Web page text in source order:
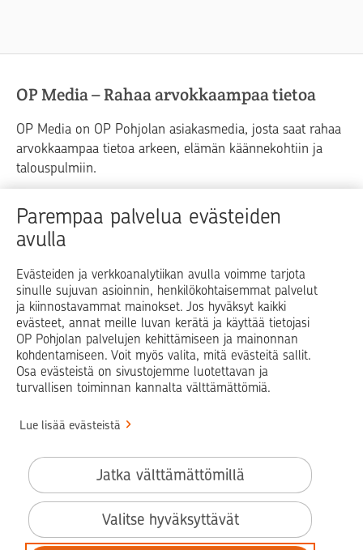
Parempaa palvelua evästeiden
avulla
Evästeiden ja verkkoanalytiikan avulla voimme tarjota
sinulle sujuvan asioinnin, henkilökohtaisemmat palvelut
ja kiinnostavammat mainokset. Jos hyväksyt kaikki
evästeet, annat meille luvan kerätä ja käyttää tietojasi
OP Pohjolan palvelujen kehittämiseen ja mainonnan
kohdentamiseen. Voit myös valita, mitä evästeitä sallit.
Osa evästeistä on sivustojemme luotettavan ja
turvallisen toiminnan kannalta välttämättömiä.
Lue lisää evästeistä
Valitse hyväksyttävät
Jatka välttämättömillä
OP Media – Rahaa arvokkaampaa tietoa
OP Media on OP Pohjolan asiakasmedia, josta saat rahaa
arvokkaampaa tietoa arkeen, elämän käännekohtiin ja
talouspulmiin.
Raha Elämä
Yrityselämä
Blogit ja puheenvuorot
Op.fi OP Koti Pohjola Vahinkoapu
Facebook
X LinkedInInstagram
Käyttöehdot
Saavutettavuusseloste
Evästeiden käyttö
Tilaa uutiskirje